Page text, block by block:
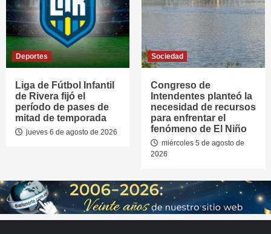
Deportes
Liga de Fútbol Infantil
de Rivera fijó el
período de pases de
mitad de temporada
jueves 6 de agosto de 2026
Sociedad
Congreso de
Intendentes planteó la
necesidad de recursos
para enfrentar el
fenómeno de El Niño
miércoles 5 de agosto de
2026